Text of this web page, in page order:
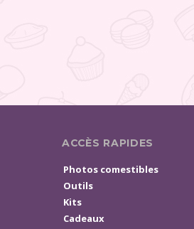
ACCÈS RAPIDES
Photos comestibles
Outils
Kits
Cadeaux